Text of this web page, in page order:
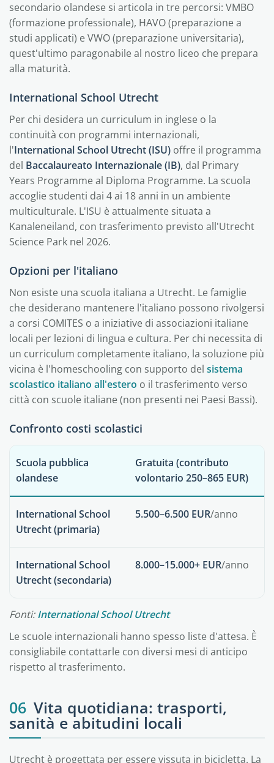
secondario olandese si articola in tre percorsi: VMBO
(formazione professionale), HAVO (preparazione a
studi applicati) e VWO (preparazione universitaria),
quest'ultimo paragonabile al nostro liceo che prepara
alla maturità.
International School Utrecht
Per chi desidera un curriculum in inglese o la
continuità con programmi internazionali,
l'International School Utrecht (ISU) offre il programma
del Baccalaureato Internazionale (IB), dal Primary
Years Programme al Diploma Programme. La scuola
accoglie studenti dai 4 ai 18 anni in un ambiente
multiculturale. L'ISU è attualmente situata a
Kanaleneiland, con trasferimento previsto all'Utrecht
Science Park nel 2026.
Opzioni per l'italiano
Non esiste una scuola italiana a Utrecht. Le famiglie
che desiderano mantenere l'italiano possono rivolgersi
a corsi COMITES o a iniziative di associazioni italiane
locali per lezioni di lingua e cultura. Per chi necessita di
un curriculum completamente italiano, la soluzione più
vicina è l'homeschooling con supporto del sistema
scolastico italiano all'estero o il trasferimento verso
città con scuole italiane (non presenti nei Paesi Bassi).
Confronto costi scolastici
Scuola pubblica
olandese
Gratuita (contributo
volontario 250–865 EUR)
International School
Utrecht (primaria)
5.500–6.500 EUR/anno
International School
Utrecht (secondaria)
8.000–15.000+ EUR/anno
Fonti:International School Utrecht
Le scuole internazionali hanno spesso liste d'attesa. È
consigliabile contattarle con diversi mesi di anticipo
rispetto al trasferimento.
06 Vita quotidiana: trasporti,
sanità e abitudini locali
Utrecht è progettata per essere vissuta in bicicletta. La